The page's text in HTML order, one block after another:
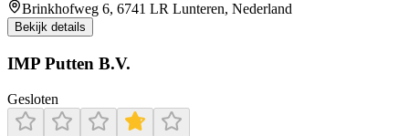
Brinkhofweg 6, 6741 LR Lunteren, Nederland
Bekijk details
IMP Putten B.V.
Gesloten